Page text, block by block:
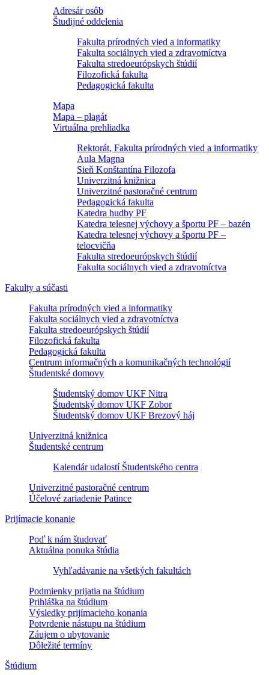
Adresár osôb
Študijné oddelenia
Fakulta prírodných vied a informatiky
Fakulta sociálnych vied a zdravotníctva
Fakulta stredoeurópskych štúdií
Filozofická fakulta
Pedagogická fakulta
Mapa
Mapa – plagát
Virtuálna prehliadka
Rektorát, Fakulta prírodných vied a informatiky
Aula Magna
Sieň Konštantína Filozofa
Univerzitná knižnica
Univerzitné pastoračné centrum
Pedagogická fakulta
Katedra hudby PF
Katedra telesnej výchovy a športu PF – bazén
Katedra telesnej výchovy a športu PF –
telocvičňa
Fakulta stredoeurópskych štúdií
Fakulta sociálnych vied a zdravotníctva
Fakulty a súčasti
Fakulta prírodných vied a informatiky
Fakulta sociálnych vied a zdravotníctva
Fakulta stredoeurópskych štúdií
Filozofická fakulta
Pedagogická fakulta
Centrum informačných a komunikačných technológií
Študentské domovy
Študentský domov UKF Nitra
Študentský domov UKF Zobor
Študentský domov UKF Brezový háj
Univerzitná knižnica
Študentské centrum
Kalendár udalostí Študentského centra
Univerzitné pastoračné centrum
Účelové zariadenie Patince
Prijímacie konanie
Poď k nám študovať
Aktuálna ponuka štúdia
Vyhľadávanie na všetkých fakultách
Podmienky prijatia na štúdium
Prihláška na štúdium
Výsledky prijímacieho konania
Potvrdenie nástupu na štúdium
Záujem o ubytovanie
Dôležité termíny
Štúdium